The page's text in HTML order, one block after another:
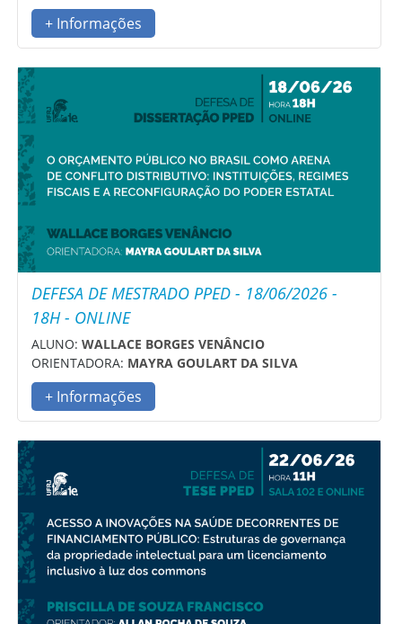
+ Informações
DEFESA DE MESTRADO PPED - 18/06/2026 -
18H - ONLINE
ALUNO: WALLACE BORGES VENÂNCIO
ORIENTADORA: MAYRA GOULART DA SILVA
+ Informações